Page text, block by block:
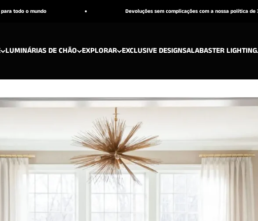
Devoluções sem complicações com a nossa política de 30 dias
LUMINÁRIAS DE CHÃO EXPLORAR EXCLUSIVE DESIGNSALABASTER LIGHTING